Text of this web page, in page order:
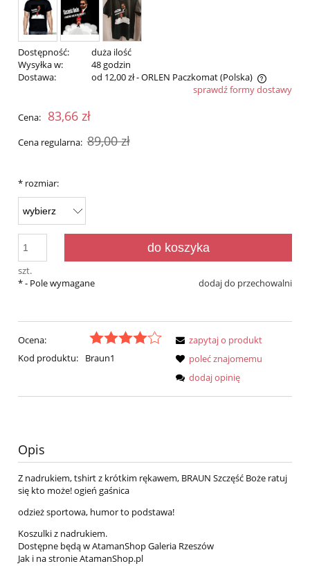
Dostępność:
duża ilość
Wysyłka w:
48 godzin
Dostawa:
od 12,00 zł- ORLEN Paczkomat(Polska)
Cena nie zawiera ewentualnych kosztów płatnościsprawdź formy dostawy
Cena: 83,66 zł
Cena regularna: 89,00 zł
* rozmiar:
szt.
do koszyka
dodaj do przechowalni
*- Pole wymagane
Ocena:
Kod produktu:
Braun1
zapytaj o produkt
poleć znajomemu
dodaj opinię
Opis
Z nadrukiem, tshirt z krótkim rękawem, BRAUN Szczęść Boże ratuj
się kto może! ogień gaśnica
odzież sportowa, humor to podstawa!
Koszulki z nadrukiem.
Dostępne będą w AtamanShop Galeria Rzeszów
Jak i na stronie AtamanShop.pl